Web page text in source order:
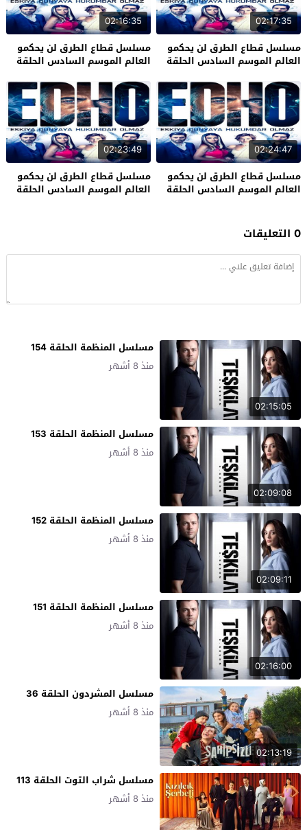
02:17:35
مسلسل قطاع الطرق لن يحكمو
العالم الموسم السادس الحلقة
02:16:35
مسلسل قطاع الطرق لن يحكمو
العالم الموسم السادس الحلقة
02:24:47
مسلسل قطاع الطرق لن يحكمو
العالم الموسم السادس الحلقة
02:23:49
مسلسل قطاع الطرق لن يحكمو
العالم الموسم السادس الحلقة
0 التعليقات
02:15:05
مسلسل المنظمة الحلقة 154
منذ 8 أشهر
02:09:08
مسلسل المنظمة الحلقة 153
منذ 8 أشهر
02:09:11
مسلسل المنظمة الحلقة 152
منذ 8 أشهر
02:16:00
مسلسل المنظمة الحلقة 151
منذ 8 أشهر
02:13:19
مسلسل المشردون الحلقة 36
منذ 8 أشهر
مسلسل شراب التوت الحلقة 113
منذ 8 أشهر